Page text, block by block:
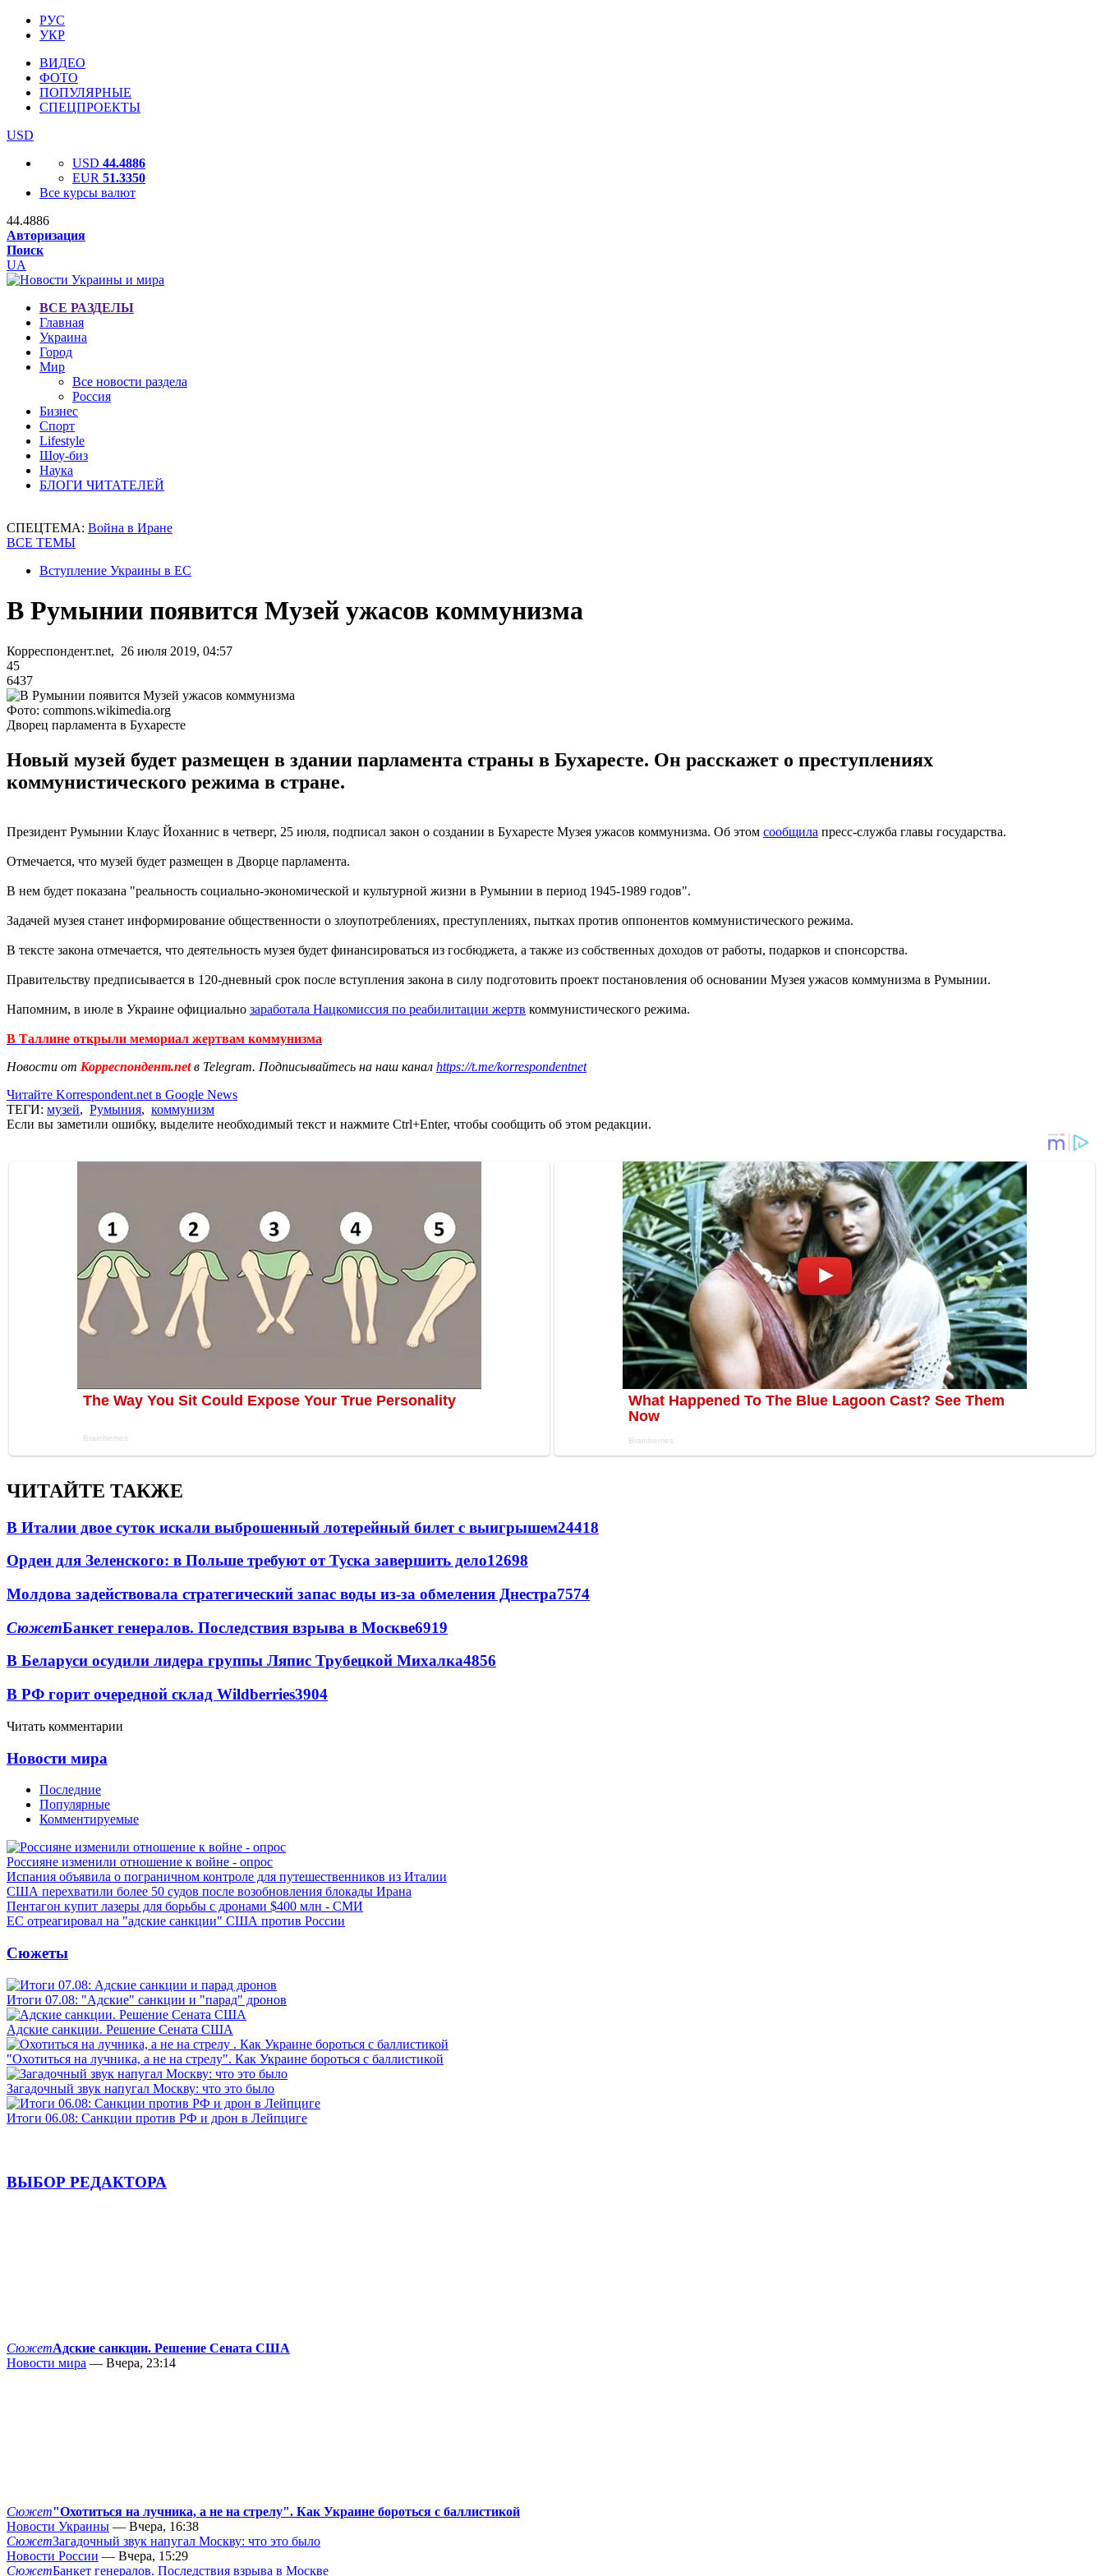
РУС
УКР
ВИДЕО
ФОТО
ПОПУЛЯРНЫЕ
СПЕЦПРОЕКТЫ
USD
USD 44.4886
EUR 51.3350
Все курсы валют
44.4886
Авторизация
Поиск
UA
ВСЕ РАЗДЕЛЫ
Главная
Украина
Город
Мир
Все новости раздела
Россия
Бизнес
Спорт
Lifestyle
Шоу-биз
Наука
БЛОГИ ЧИТАТЕЛЕЙ
СПЕЦТЕМА: Война в Иране
ВСЕ ТЕМЫ
Вступление Украины в ЕС
В Румынии появится Музей ужасов коммунизма
Корреспондент.net, 26 июля 2019, 04:57
45
6437
Фото: commons.wikimedia.org
Дворец парламента в Бухаресте
Новый музей будет размещен в здании парламента страны в Бухаресте. Он расскажет о преступлениях
коммунистического режима в стране.
Президент Румынии Клаус Йоханнис в четверг, 25 июля, подписал закон о создании в Бухаресте Музея ужасов коммунизма. Об этом сообщила пресс-служба главы государства.
Отмечается, что музей будет размещен в Дворце парламента.
В нем будет показана "реальность социально-экономической и культурной жизни в Румынии в период 1945-1989 годов".
Задачей музея станет информирование общественности о злоупотреблениях, преступлениях, пытках против оппонентов коммунистического режима.
В тексте закона отмечается, что деятельность музея будет финансироваться из госбюджета, а также из собственных доходов от работы, подарков и спонсорства.
Правительству предписывается в 120-дневный срок после вступления закона в силу подготовить проект постановления об основании Музея ужасов коммунизма в Румынии.
Напомним, в июле в Украине официально заработала Нацкомиссия по реабилитации жертв коммунистического режима.
В Таллине открыли мемориал жертвам коммунизма
Новости от Корреспондент.netв Telegram. Подписывайтесь на наш канал https://t.me/korrespondentnet
Читайте Korrespondent.net в Google News
ТЕГИ: музей, Румыния, коммунизм
Если вы заметили ошибку, выделите необходимый текст и нажмите Ctrl+Enter, чтобы сообщить об этом редакции.
ЧИТАЙТЕ ТАКЖЕ
В Италии двое суток искали выброшенный лотерейный билет с выигрышем24418
Орден для Зеленского: в Польше требуют от Туска завершить дело12698
Молдова задействовала стратегический запас воды из-за обмеления Днестра7574
СюжетБанкет генералов. Последствия взрыва в Москве6919
В Беларуси осудили лидера группы Ляпис Трубецкой Михалка4856
В РФ горит очередной склад Wildberries3904
Читать комментарии
Новости мира
Последние
Популярные
Комментируемые
Россияне изменили отношение к войне - опрос
Испания объявила о пограничном контроле для путешественников из Италии
США перехватили более 50 судов после возобновления блокады Ирана
Пентагон купит лазеры для борьбы с дронами $400 млн - СМИ
ЕС отреагировал на "адские санкции" США против России
Сюжеты
Итоги 07.08: "Адские" санкции и "парад" дронов
Адские санкции. Решение Сената США
"Охотиться на лучника, а не на стрелу". Как Украине бороться с баллистикой
Загадочный звук напугал Москву: что это было
Итоги 06.08: Санкции против РФ и дрон в Лейпциге
ВЫБОР РЕДАКТОРА
СюжетАдские санкции. Решение Сената США
Новости мира — Вчера, 23:14
Сюжет"Охотиться на лучника, а не на стрелу". Как Украине бороться с баллистикой
Новости Украины — Вчера, 16:38
СюжетЗагадочный звук напугал Москву: что это было
Новости России — Вчера, 15:29
СюжетБанкет генералов. Последствия взрыва в Москве